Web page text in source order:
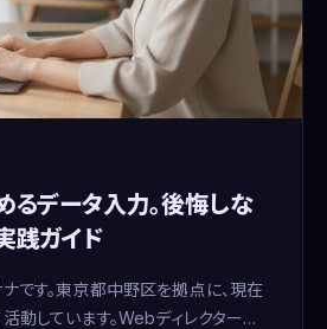
るデータ入力。後悔しな
践ガイド
ナです。東京都中野区を拠点に、現在
動しています。Webディレクターと